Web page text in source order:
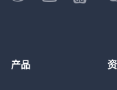
产品